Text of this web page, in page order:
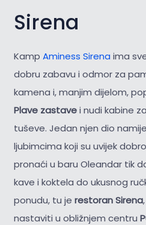
Sirena
Kamp Aminess Sirena ima
dobru zabavu i odmor za
kamena i, manjim dijelom,
Plave zastavei nudi kabine
tuševe. Jedan njen dio
ljubimcima koji su uvijek
pronaći u baru Oleandar tik
kave i koktela do ukusnog
ponudu, tu je restoran Sirena
nastaviti u obližnjem centru